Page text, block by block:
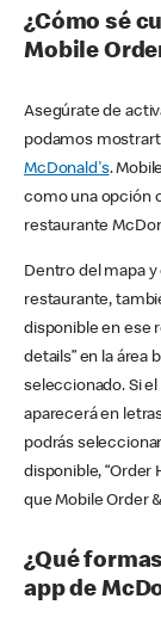
¿Cómo sé
Mobile
Asegúrate de
podamos
McDonald's.
como una opción
restaurante
Dentro del mapa
restaurante,
disponible en ese
details” en la área
seleccionado. Si
aparecerá en
podrás
disponible, “Order
que Mobile Order
¿Qué
app de